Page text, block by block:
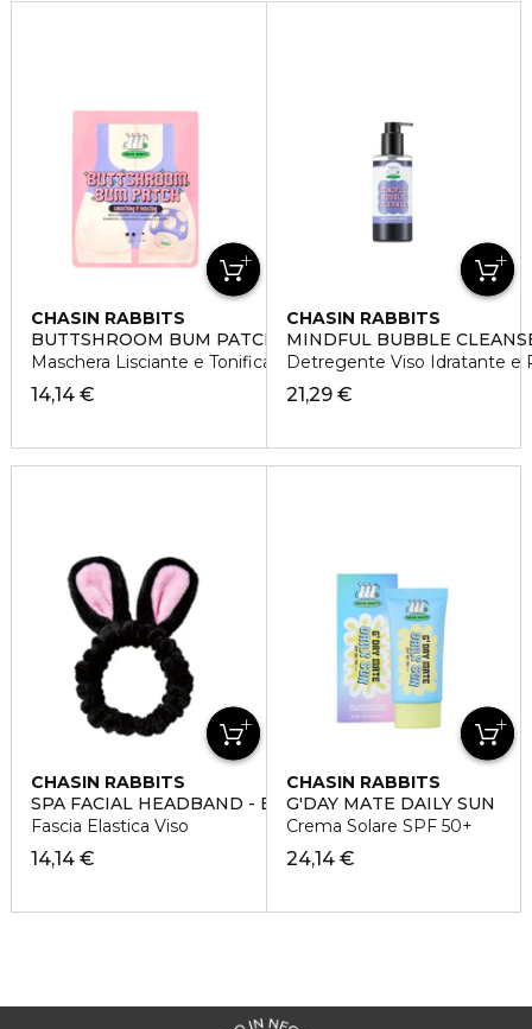
CHASIN RABBITS
BUTTSHROOM BUM PATCH
Maschera Lisciante e Tonificante Glutei
14,14 €
CHASIN RABBITS
MINDFUL BUBBLE
Detregente Viso Idratante e
21,29 €
CHASIN RABBITS
SPA FACIAL HEADBAND - BLACK RABBIT
Fascia Elastica Viso
14,14 €
CHASIN RABBITS
G'DAY MATE DAILY SUN
Crema Solare SPF 50+
24,14 €